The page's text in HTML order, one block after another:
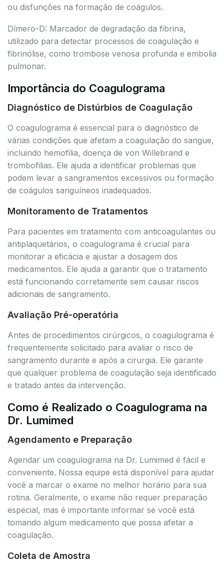
ou disfunções na formação de coágulos.
Dímero-D: Marcador de degradação da fibrina,
utilizado para detectar processos de coagulação e
fibrinólise, como trombose venosa profunda e embolia
pulmonar.
Importância do Coagulograma
Diagnóstico de Distúrbios de Coagulação
O coagulograma é essencial para o diagnóstico de
várias condições que afetam a coagulação do sangue,
incluindo hemofilia, doença de von Willebrand e
trombofilias. Ele ajuda a identificar problemas que
podem levar a sangramentos excessivos ou formação
de coágulos sanguíneos inadequados.
Monitoramento de Tratamentos
Para pacientes em tratamento com anticoagulantes ou
antiplaquetários, o coagulograma é crucial para
monitorar a eficácia e ajustar a dosagem dos
medicamentos. Ele ajuda a garantir que o tratamento
está funcionando corretamente sem causar riscos
adicionais de sangramento.
Avaliação Pré-operatória
Antes de procedimentos cirúrgicos, o coagulograma é
frequentemente solicitado para avaliar o risco de
sangramento durante e após a cirurgia. Ele garante
que qualquer problema de coagulação seja identificado
e tratado antes da intervenção.
Como é Realizado o Coagulograma na
Dr. Lumimed
Agendamento e Preparação
Agendar um coagulograma na Dr. Lumimed é fácil e
conveniente. Nossa equipe está disponível para ajudar
você a marcar o exame no melhor horário para sua
rotina. Geralmente, o exame não requer preparação
especial, mas é importante informar se você está
tomando algum medicamento que possa afetar a
coagulação.
Coleta de Amostra